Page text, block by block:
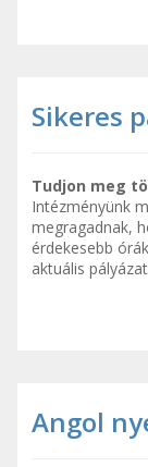
Sikeres
Tudjon meg
Intézményünk
megragadnak,
érdekesebb
aktuális
Angol